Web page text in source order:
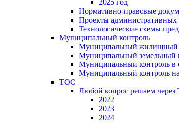
2025 год
Нормативно-правовые
Проекты административных
Технологические схемы
Муниципальный контроль
Муниципальный жилищный
Муниципальный земельный
Муниципальный контроль в
Муниципальный контроль
ТОС
Любой вопрос решаем
2022
2023
2024